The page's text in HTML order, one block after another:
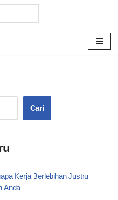
Cari
Kerja Berlebihan Justru
Anda